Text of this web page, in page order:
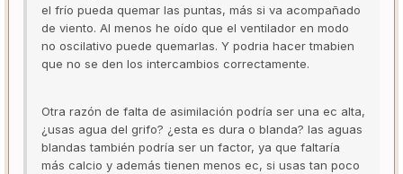
el frío pueda quemar las puntas, más si va acompañado
de viento. Al menos he oído que el ventilador en modo
no oscilativo puede quemarlas. Y podria hacer tmabien
que no se den los intercambios correctamente.
Otra razón de falta de asimilación podría ser una ec alta,
¿usas agua del grifo? ¿esta es dura o blanda? las aguas
blandas también podría ser un factor, ya que faltaría
más calcio y además tienen menos ec, si usas tan poco